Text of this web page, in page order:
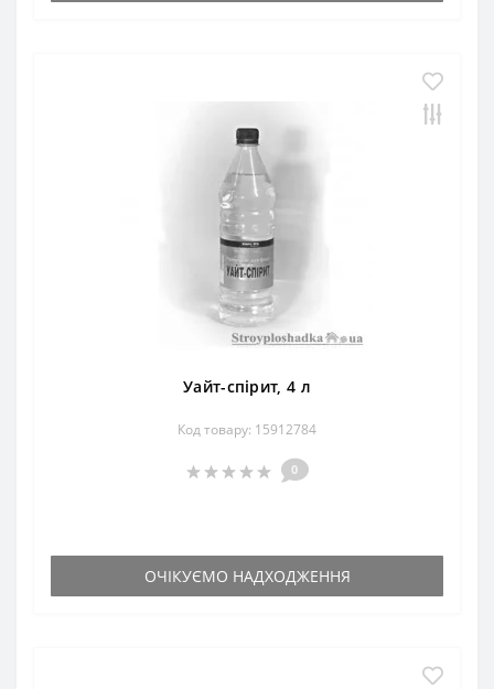
Уайт-спірит, 4 л
Код товару: 15912784
0
ОЧІКУЄМО НАДХОДЖЕННЯ